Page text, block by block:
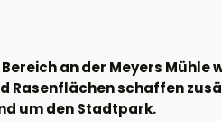
an der Meyers Mühle
Rasenflächen schaffen
um den Stadtpark.